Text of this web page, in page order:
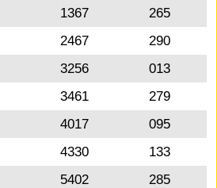
1367
265
2467
290
3256
013
3461
279
4017
095
4330
133
5402
285